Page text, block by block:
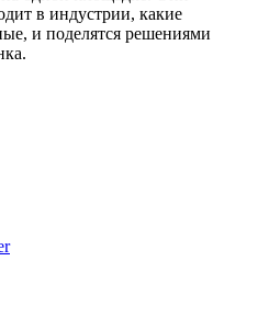
в индустрии, какие
и поделятся решениями